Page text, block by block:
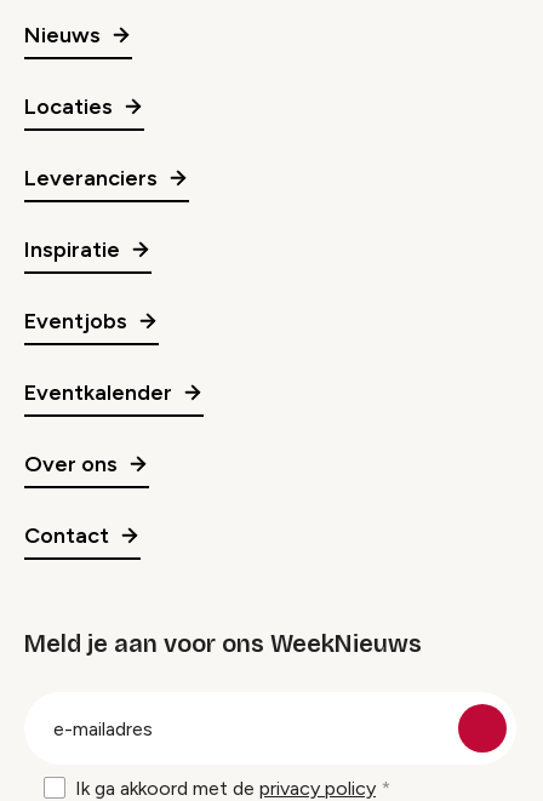
Nieuws
Locaties
Leveranciers
Inspiratie
Eventjobs
Eventkalender
Over ons
Contact
Meld je aan voor ons WeekNieuws
Ik ga akkoord met de privacy policy